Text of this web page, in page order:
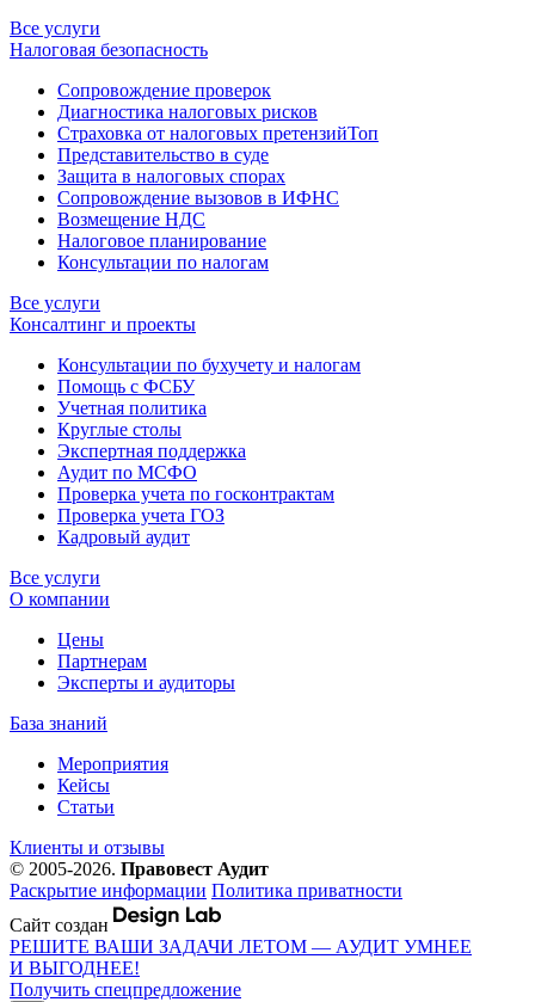
Все услуги
Налоговая безопасность
Сопровождение проверок
Диагностика налоговых рисков
Страховка от налоговых претензийТоп
Представительство в суде
Защита в налоговых спорах
Сопровождение вызовов в ИФНС
Возмещение НДС
Налоговое планирование
Консультации по налогам
Все услуги
Консалтинг и проекты
Консультации по бухучету и налогам
Помощь с ФСБУ
Учетная политика
Круглые столы
Экспертная поддержка
Аудит по МСФО
Проверка учета по госконтрактам
Проверка учета ГОЗ
Кадровый аудит
Все услуги
О компании
Цены
Партнерам
Эксперты и аудиторы
База знаний
Мероприятия
Кейсы
Статьи
Клиенты и отзывы
© 2005-2026. Правовест Аудит
Раскрытие информации Политика приватности
Сайт создан
РЕШИТЕ ВАШИ ЗАДАЧИ ЛЕТОМ — АУДИТ УМНЕЕ
И ВЫГОДНЕЕ!
Получить спецпредложение